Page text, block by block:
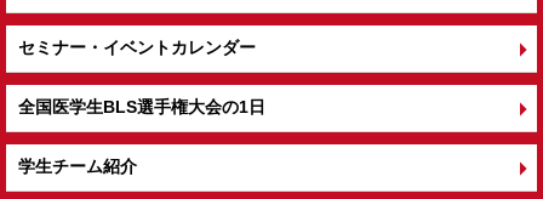
セミナー・イベントカレンダー
全国医学生BLS選手権大会の1日
学生チーム紹介